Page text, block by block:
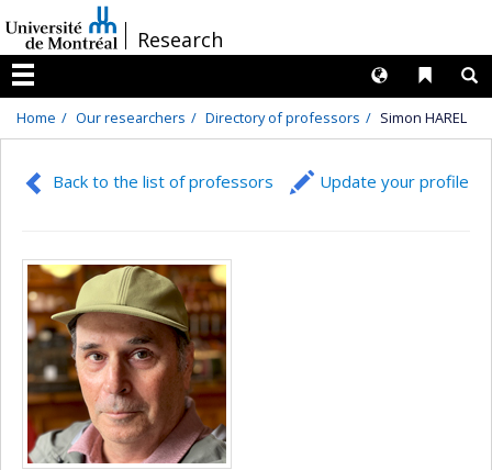
au
contenu
/Research
Menu
Liens
Langues
Home Our researchers Directory of professors Simon HAREL
Back to the list of professors Update your profile